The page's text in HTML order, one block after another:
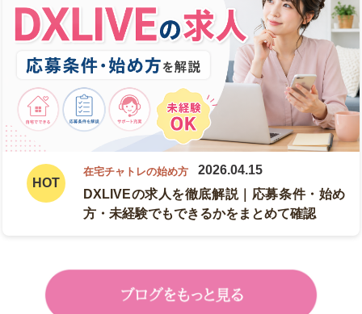
在宅チャトレの始め方
2026.04.15
DXLIVEの求人を徹底解説｜応募条件・始め
方・未経験でもできるかをまとめて確認